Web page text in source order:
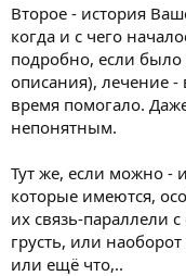
Второе - история
когда и с чего
подробно, если
описания), лечение -
время помогало.
непонятным.
Тут же, если можно -
которые имеются,
их связь-параллели
грусть, или
или ещё что,..